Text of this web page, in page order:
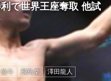
で世界王座奪取 他試
修斗 飛鳥拳 澤田龍人